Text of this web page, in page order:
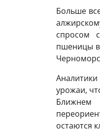
Больше
спросом
пшеницы в
урожаи,
остаются